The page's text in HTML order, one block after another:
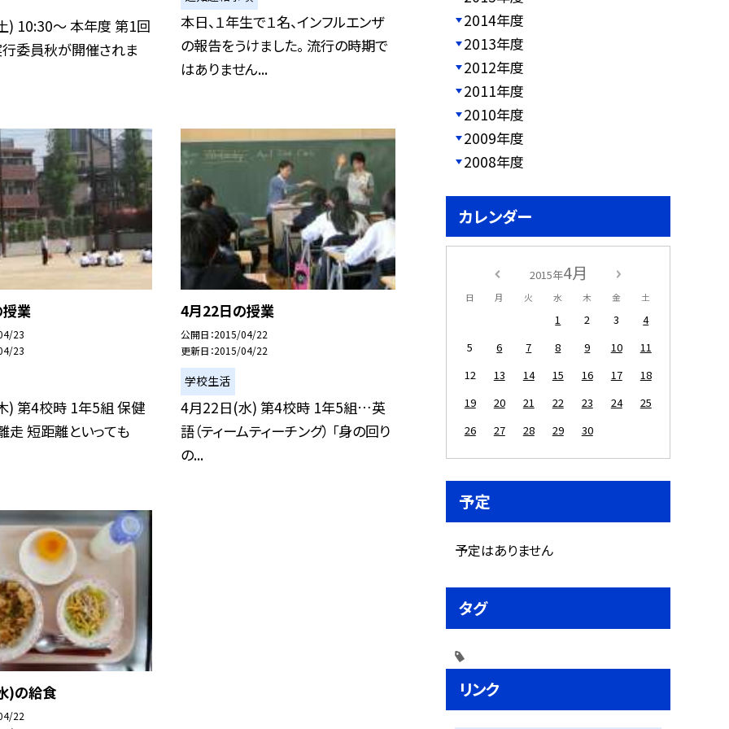
) 10:30〜 本年度 第1回
委員秋が開催されま
本日、１年生で１名、インフルエンザ
の報告をうけました。 流行の時期で
はありません...
業
23
23
) 第4校時 1年5組 保健
走 短距離といっても
4月22日の授業
公開日 2015/04/22
更新日 2015/04/22
学校生活
4月22日(水) 第4校時 1年5組…英
語（ティームティーチング） 「身の回り
の...
)の給食
22
2014年度
2013年度
2012年度
2011年度
2010年度
2009年度
2008年度
カレンダー
2015年4月
日 月 火 水 木 金 土
1 2 3
4
5
6 7 8 9 10
11
12
13 14 15 16 17
18
19
20 21 22 23 24
25
26
27 28 29 30
予定
予定はありません
タグ
リンク